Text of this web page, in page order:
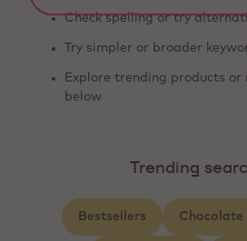
Check spelling or try
Try simpler or broader
Explore trending products or
below
Trending
Bestsellers Chocolate